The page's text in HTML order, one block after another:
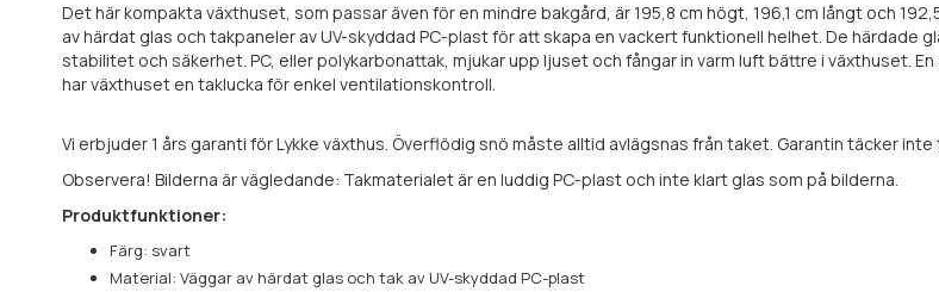
Det här kompakta växthuset, som passar även för en mindre bakgård, är 195,8 cm högt, 196,1 cm långt och
av härdat glas och takpaneler av UV-skyddad PC-plast för att skapa en vackert funktionell helhet. De
stabilitet och säkerhet. PC, eller polykarbonattak, mjukar upp ljuset och fångar in varm luft bättre i växthuset.
har växthuset en taklucka för enkel ventilationskontroll.
Vi erbjuder 1 års garanti för Lykke växthus. Överflödig snö måste alltid avlägsnas från taket. Garantin täcker
Observera! Bilderna är vägledande: Takmaterialet är en luddig PC-plast och inte klart glas som på bilderna.
Produktfunktioner:
Färg: svart
Material: Väggar av härdat glas och tak av UV-skyddad PC-plast